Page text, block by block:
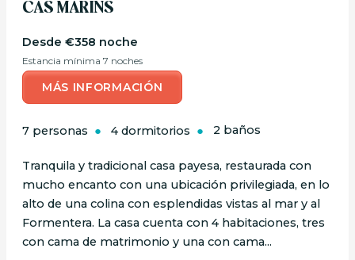
CAS MARINS
€358 noche
Estancia mínima 7 noches
MÁS INFORMACIÓN
7 personas 4 dormitorios 2 baños
Tranquila y tradicional casa payesa, restaurada con
mucho encanto con una ubicación privilegiada, en lo
alto de una colina con esplendidas vistas al mar y al
Formentera. La casa cuenta con 4 habitaciones, tres
con cama de matrimonio y una con cama...